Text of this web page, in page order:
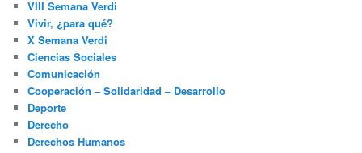
VIII Semana Verdi
Vivir, ¿para qué?
X Semana Verdi
Ciencias Sociales
Comunicación
Cooperación – Solidaridad – Desarrollo
Deporte
Derecho
Derechos Humanos